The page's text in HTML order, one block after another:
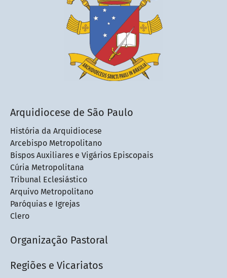
Arquidiocese de São Paulo
História da Arquidiocese
Arcebispo Metropolitano
Bispos Auxiliares e Vigários Episcopais
Cúria Metropolitana
Tribunal Eclesiástico
Arquivo Metropolitano
Paróquias e Igrejas
Clero
Organização Pastoral
Regiões e Vicariatos